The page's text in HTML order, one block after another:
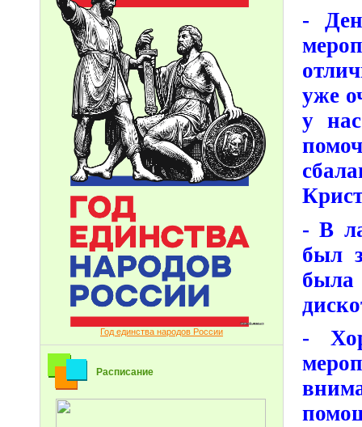
Год единства народов России
Расписание
-
уже
у
- В
был
была
-